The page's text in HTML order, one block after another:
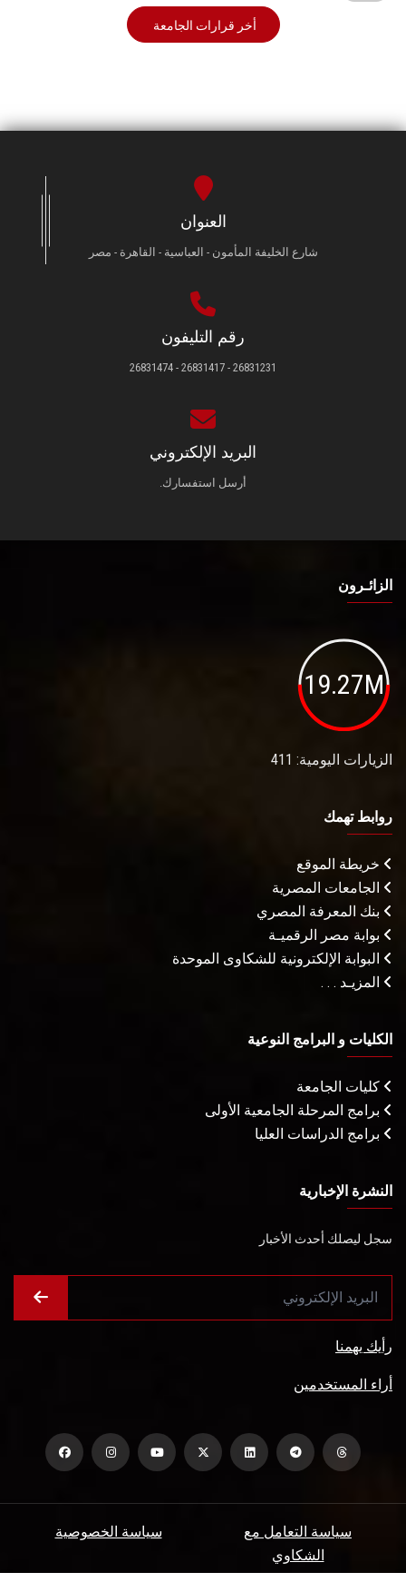
أخر قرارات الجامعة
العنوان
شارع الخليفة المأمون - العباسية - القاهرة - مصر
رقم التليفون
26831231 - 26831417 - 26831474
البريد الإلكتروني
أرسل استفسارك.
الزائـرون
19.27M
الزيارات اليومية: 411
روابط تهمك
خريطة الموقع
الجامعات المصرية
بنك المعرفة المصري
بوابة مصر الرقميـة
البوابة الإلكترونية للشكاوى الموحدة
المزيـد . . .
الكليات و البرامج النوعية
كليات الجامعة
برامج المرحلة الجامعية الأولى
برامج الدراسات العليا
النشرة الإخبارية
سجل ليصلك أحدث الأخبار
رأيك يهمنا
أراء المستخدمين
سياسة الخصوصية
سياسة التعامل مع
الشكاوي